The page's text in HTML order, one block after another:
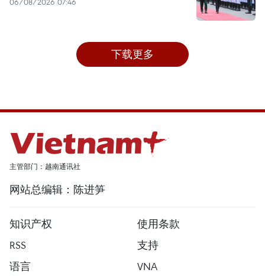
下载更多
主管部门：越南通讯社
网站总编辑：陈进笋
知识产权
使用条款
RSS
支持
语言
VNA